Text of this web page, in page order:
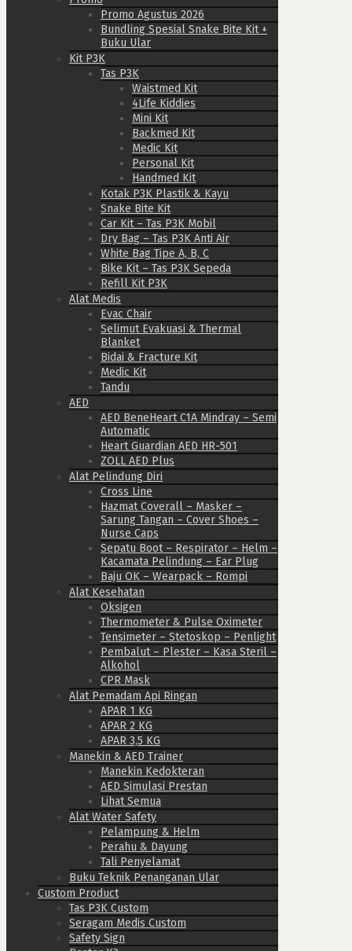
Promo Agustus 2026
Bundling Spesial Snake Bite Kit +
Buku Ular
Kit P3K
Tas P3K
Waistmed Kit
4Life Kiddies
Mini Kit
Backmed Kit
Medic Kit
Personal Kit
Handmed Kit
Kotak P3K Plastik & Kayu
Snake Bite Kit
Car Kit – Tas P3K Mobil
Dry Bag – Tas P3K Anti Air
White Bag Tipe A, B, C
Bike Kit – Tas P3K Sepeda
Refill Kit P3K
Alat Medis
Evac Chair
Selimut Evakuasi & Thermal
Blanket
Bidai & Fracture Kit
Medic Kit
Tandu
AED
AED BeneHeart C1A Mindray – Semi
Automatic
Heart Guardian AED HR-501
ZOLL AED Plus
Alat Pelindung Diri
Cross Line
Hazmat Coverall – Masker –
Sarung Tangan – Cover Shoes –
Nurse Caps
Sepatu Boot – Respirator – Helm –
Kacamata Pelindung – Ear Plug
Baju OK – Wearpack – Rompi
Alat Kesehatan
Oksigen
Thermometer & Pulse Oximeter
Tensimeter – Stetoskop – Penlight
Pembalut – Plester – Kasa Steril –
Alkohol
CPR Mask
Alat Pemadam Api Ringan
APAR 1 KG
APAR 2 KG
APAR 3,5 KG
Manekin & AED Trainer
Manekin Kedokteran
AED Simulasi Prestan
Lihat Semua
Alat Water Safety
Pelampung & Helm
Perahu & Dayung
Tali Penyelamat
Buku Teknik Penanganan Ular
Custom Product
Tas P3K Custom
Seragam Medis Custom
Safety Sign